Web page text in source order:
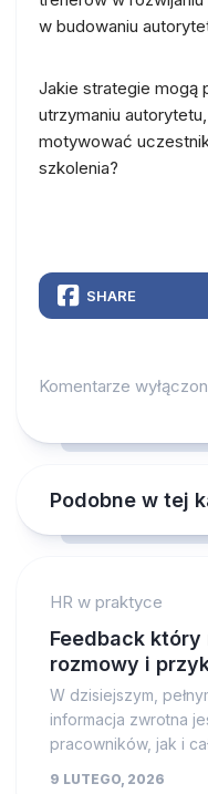
w budowaniu
Jakie strategie mogą
utrzymaniu
motywować
szkolenia?
SHARE
Komentarze
Podobne w tej
HR w praktyce
Feedback
rozmowy i
W dzisiejszym,
informacja zwrotna
pracowników, jak i
9 LUTEGO, 2026